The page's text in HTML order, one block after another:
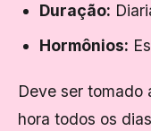
Duração:
Hormônios:
Deve ser tomado
hora todos os